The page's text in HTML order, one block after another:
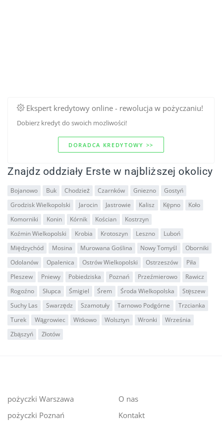
Ekspert kredytowy online - rewolucja w pożyczaniu!
Dobierz kredyt do swoich mozliwości!
DORADCA KREDYTOWY >>
Znajdz oddziały Erste w najbliższej okolicy
Bojanowo Buk Chodzież Czarnków Gniezno
Gostyń
Grodzisk Wielkopolski
Jarocin Jastrowie Kalisz Kępno
Koło
Komorniki
Konin Kórnik Kościan
Kostrzyn
Koźmin Wielkopolski
Krobia Krotoszyn Leszno
Luboń
Międzychód
Mosina Murowana Goślina Nowy Tomyśl
Oborniki
Odolanów
Opalenica Ostrów Wielkopolski Ostrzeszów
Piła
Pleszew
Pniewy Pobiedziska Poznań Przeźmierowo
Rawicz
Rogoźno
Słupca Śmigiel Śrem Środa Wielkopolska
Stęszew
Suchy Las
Swarzędz Szamotuły Tarnowo Podgórne
Trzcianka
Turek
Wągrowiec Witkowo Wolsztyn Wronki
Września
Zbąszyń
Złotów
pożyczki Warszawa
pożyczki Poznań
O nas
Kontakt